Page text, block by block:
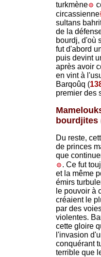
turkmène
circassienne
sultans
de la
bourdj, d'où
fut d'abord
puis devint
après avoir
en vint à
Barqoûq (
premier des
bourdjites
Du reste,
de princes
que
. Ce fut
et la même
émirs
le pouvoir à
créaient le
par des
violentes.
cette gloire
l'invasion
conquérant
terrible que